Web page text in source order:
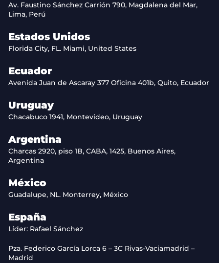
Av. Faustino Sánchez Carrión 790, Magdalena del Mar,
Lima, Perú
Estados Unidos
Florida City, FL. Miami, United States
Ecuador
Avenida Juan de Ascaray 377 Oficina 401b, Quito, Ecuador
Uruguay
Chacabuco 1941, Montevideo, Uruguay
Argentina
Charcas 2920, piso 1B, CABA, 1425, Buenos Aires,
Argentina
México
Guadalupe, NL. Monterrey, México
España
Líder: Rafael Sánchez
Pza. Federico García Lorca 6 – 3C Rivas-Vaciamadrid –
Madrid